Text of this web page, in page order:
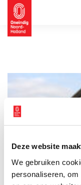
Deze website
We gebruiken
personaliseren,
Het
Bijbaantjes waren
water te houden.